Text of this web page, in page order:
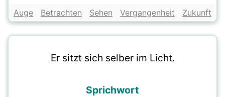
Auge Betrachten Sehen Vergangenheit Zukunft
Er sitzt sich selber im Licht.
Sprichwort